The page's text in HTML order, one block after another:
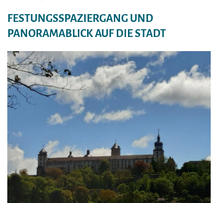
FESTUNGSSPAZIERGANG UND
PANORAMABLICK AUF DIE STADT